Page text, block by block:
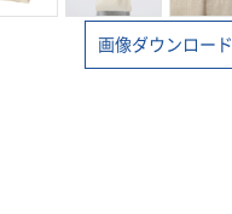
画像ダウンロード